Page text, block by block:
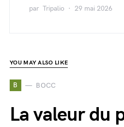
par Tripalio 29 mai 2026
YOU MAY ALSO LIKE
B BOCC
La valeur du